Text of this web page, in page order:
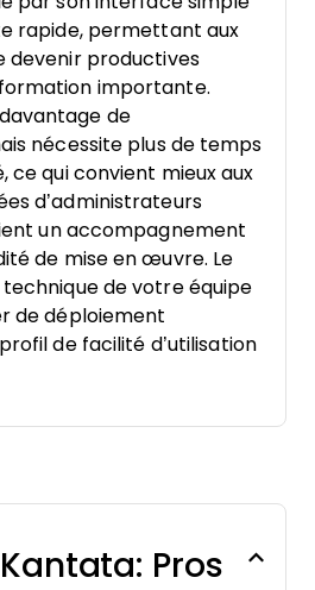
rapide, permettant aux
devenir productives
importante.
de
nécessite plus de temps
ce qui convient mieux aux
d’administrateurs
un accompagnement
de mise en œuvre. Le
de votre équipe
de déploiement
de facilité d’utilisation
Pros